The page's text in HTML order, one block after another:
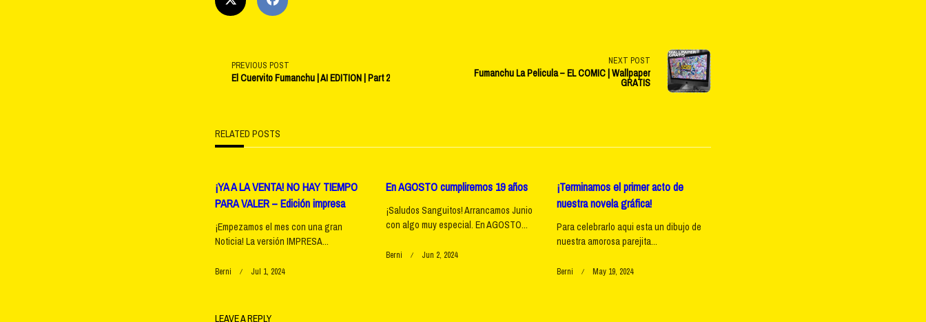
<span
subtitle
reader-
text">Page</span>
PREVIOUS POST
El Cuervito Fumanchu | AI EDITION | Part 2
NEXT POST
Fumanchu La Pelicula – EL COMIC | Wallpaper
GRATIS
RELATED POSTS
¡YA A LA VENTA! NO HAY TIEMPO
PARA VALER – Edición impresa
¡Empezamos el mes con una gran
Noticia! La versión IMPRESA...
Berni Jul 1, 2024
En AGOSTO cumpliremos 19 años
¡Saludos Sanguitos! Arrancamos Junio
con algo muy especial. En AGOSTO...
Berni Jun 2, 2024
¡Terminamos el primer acto de
nuestra novela gráfica!
Para celebrarlo aqui esta un dibujo de
nuestra amorosa parejita...
Berni May 19, 2024
LEAVE A REPLY